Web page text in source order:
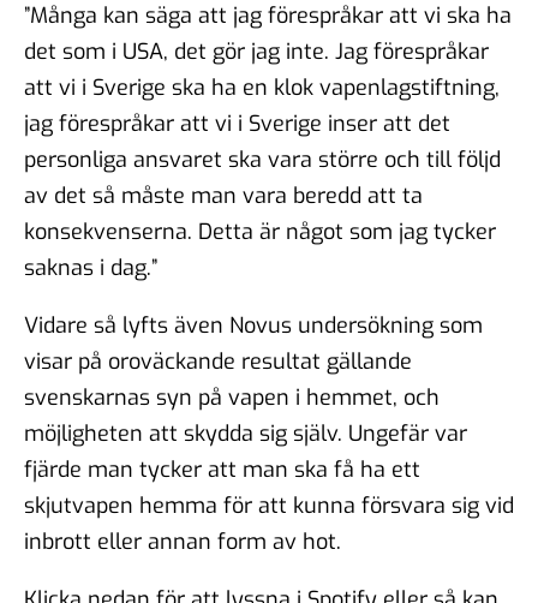
#99 - Johannes Klenell - det
dolda politiska
påverkansarbetet
16 sep 2025
#98 - Claire Durand -
22 aug 2025
#97 - Dr. Tim Johnson - ”en
gemensam kunskapskärna”
11 jul 2025
”Många kan säga att jag förespråkar att vi ska ha
det som i USA, det gör jag inte. Jag förespråkar
att vi i Sverige ska ha en klok vapenlagstiftning,
jag förespråkar att vi i Sverige inser att det
personliga ansvaret ska vara större och till följd
av det så måste man vara beredd att ta
konsekvenserna. Detta är något som jag tycker
saknas i dag.”
Vidare så lyfts även Novus undersökning som
visar på oroväckande resultat gällande
svenskarnas syn på vapen i hemmet, och
möjligheten att skydda sig själv. Ungefär var
fjärde man tycker att man ska få ha ett
skjutvapen hemma för att kunna försvara sig vid
inbrott eller annan form av hot.